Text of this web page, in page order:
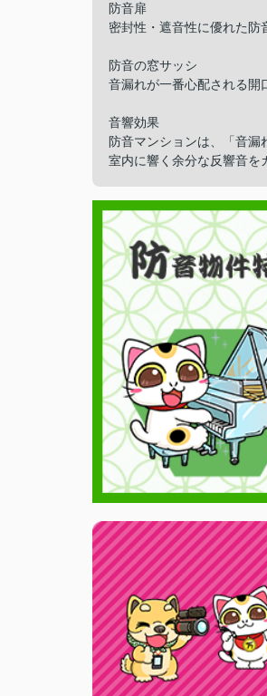
防音扉
密封性・遮音性に優れた防
防音の窓サッシ
音漏れが一番心配される開
音響効果
防音マンションは、「音漏
室内に響く余分な反響音を